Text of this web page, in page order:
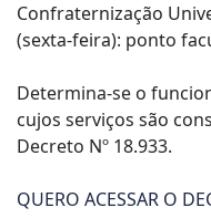
Confraternização
(sexta-feira): ponto
Determina-se o
cujos serviços são
Decreto Nº 18.933.
QUERO ACESSAR O